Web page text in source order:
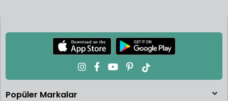
Popüler Markalar